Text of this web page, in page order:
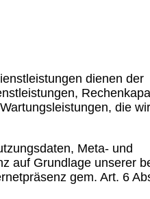
dienen der
die
Meta- und
auf Grundlage unserer
gem. Art. 6